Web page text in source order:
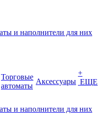
Торговые
автоматы
Аксессуары
+
ЕЩЕ